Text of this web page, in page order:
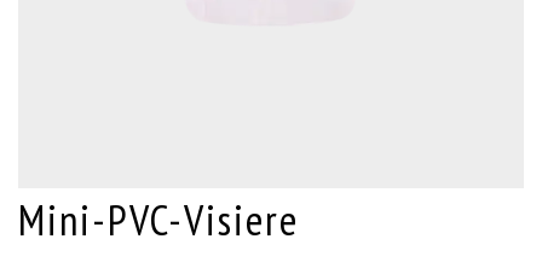
Mini-PVC-Visiere